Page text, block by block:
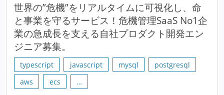
世界の”危機”をリアルタイムに可視化し、命
と事業を守るサービス！危機管理SaaS No1企
業の急成長を支える自社プロダクト開発エン
ジニア募集。
typescript javascript mysql
postgresql
aws
ecs …